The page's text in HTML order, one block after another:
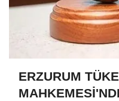
ERZURUM